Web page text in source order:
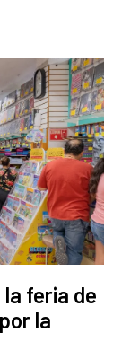
feria de
la